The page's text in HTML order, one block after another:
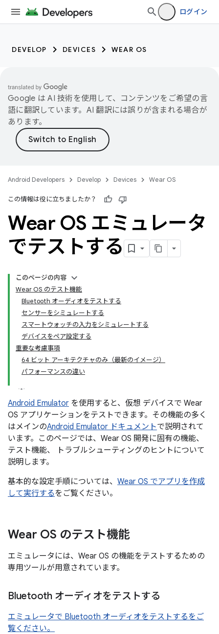
ログイン
DEVELOP DEVICES WEAR OS
Google は AI 技術を使用して、コンテンツをご希望の言
語に翻訳しています。AI 翻訳には誤りが含まれる場合が
あります。
Android Developers Develop Devices Wear OS
この情報は役に立ちましたか？
Wear OS エミュレータ
でテストする
このページの内容
Wear OS のテスト機能
Bluetooth オーディオをテストする
センサーをシミュレートする
スマートウォッチの入力をシミュレートする
デバイスをペア設定する
重要な考慮事項
64 ビット アーキテクチャのみ（最新のイメージ）
パフォーマンスの違い
Android Emulator を使用すると、仮想 デバイスで Wear
OS アプリケーションをテストできます。その機能の多く
はメインのAndroid Emulator ドキュメントで説明されて
います。このページでは、Wear OS 開発に固有の機能、
テスト機能、 トラブルシューティングのヒントについて
説明します。
基本的な設定手順については、 Wear OS でアプリを作成
して実行するをご覧ください。
Wear OS のテスト機能
エミュレータには、Wear OS の機能をテストするための
専用ツールが用意されています。
Bluetooth オーディオをテストする
エミュレータで Bluetooth オーディオをテストするをご
覧ください。